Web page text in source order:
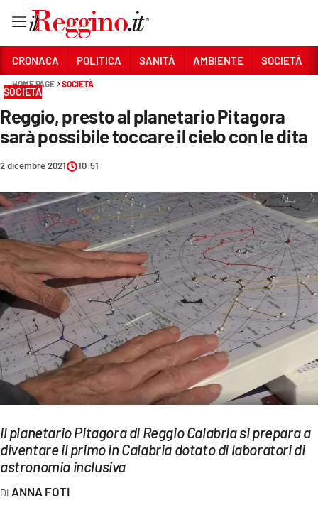
Sezioni
CRONACA
POLITICA
AMBIENTE
SOCIETÀ
CULTURA
ECONOMIA E LAVORO
EVENTI
SPORT
Streaming
LAC TV
LAC NETWORK
LAC ONAIR
CRONACA POLITICA SANITÀ AMBIENTE SOCIETÀ
HOME PAGE SOCIETÀ
SOCIETÀ
Reggio, presto al planetario Pitagora
sarà possibile toccare il cielo con le dita
2 dicembre 2021 10:51
Il planetario Pitagora di Reggio Calabria si prepara a
diventare il primo in Calabria dotato di laboratori di
astronomia inclusiva
ANNA FOTI